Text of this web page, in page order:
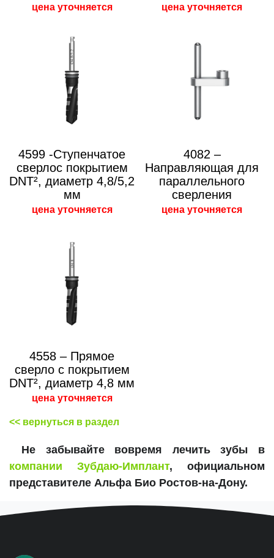
цена уточняется цена уточняется
4599 -Ступенчатое
сверлос покрытием
DNT², диаметр 4,8/5,2
мм
цена уточняется
4082 –
Направляющая для
параллельного
сверления
цена уточняется
4558 – Прямое
сверло с покрытием
DNT², диаметр 4,8 мм
цена уточняется
<< вернуться в раздел
Не забывайте вовремя лечить зубы в
компании Зубдаю-Имплант, официальном
представителе Альфа Био Ростов-на-Дону.